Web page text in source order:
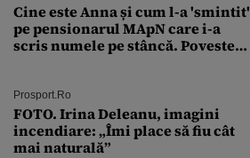
Cine este Anna și cum l-a 'smintit'
pe pensionarul MApN care i-a
scris numele pe stâncă. Povestea
Transfăgărășan
Prosport.ro
FOTO. Irina Deleanu, imagini
incendiare: „Îmi place să fiu cât
mai naturală”